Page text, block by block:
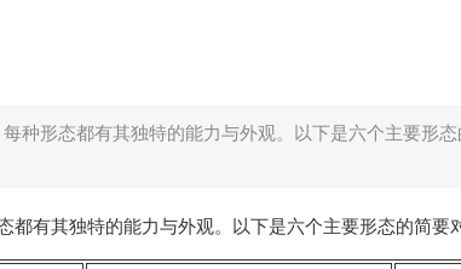
种形态都有其独特的能力与外观。以下是六个主要形
有其独特的能力与外观。以下是六个主要形态的简要